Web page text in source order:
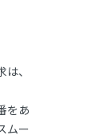
、
をあ
ムー